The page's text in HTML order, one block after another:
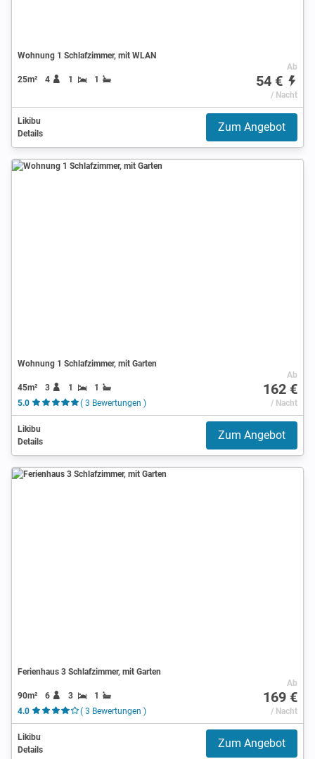
Wohnung 1 Schlafzimmer, mit WLAN
25m² 4 1 1
Ab
54 €
/ Nacht
Likibu
Details
Zum Angebot
Wohnung 1 Schlafzimmer, mit Garten
45m² 3 1
1
5.0
( 3 Bewertungen )
Ab
162 €
/ Nacht
Likibu
Details
Zum Angebot
Ferienhaus 3 Schlafzimmer, mit Garten
90m² 6 3
1
4.0
( 3 Bewertungen )
Ab
169 €
/ Nacht
Likibu
Details
Zum Angebot